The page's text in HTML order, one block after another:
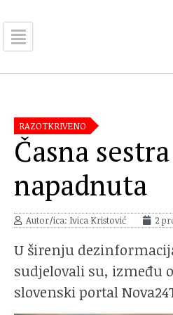
RAZOTKRIVENO
Časna
napadnuta
Autor/ica: Ivica Kristović 2
U širenju
sudjelovali su, između
slovenski portal